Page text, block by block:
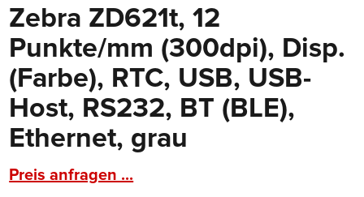
Zebra ZD621t, 12
Punkte/mm (300dpi), Disp.
(Farbe), RTC, USB, USB-
Host, RS232, BT (BLE),
Ethernet, grau
Preis anfragen ...